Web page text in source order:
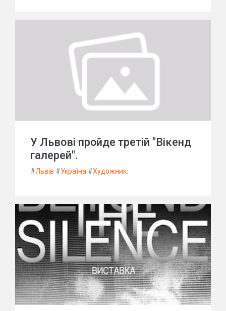
У Львові пройде третій "Вікенд
галерей".
#Львів #Україна #Художник.